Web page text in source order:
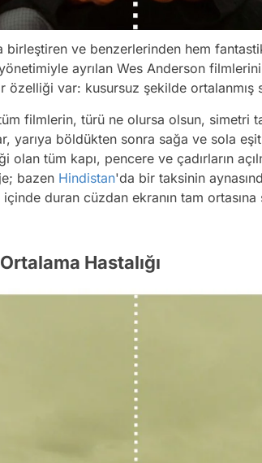
birleştiren ve benzerlerinden hem
ayrılan Wes Anderson
özelliği var: kusursuz şekilde ortalanmış
filmlerin, türü ne olursa olsun, simetri
yarıya böldükten sonra sağa ve sola
olan tüm kapı, pencere ve çadırların
bazen Hindistan'da bir taksinin
duran cüzdan ekranın tam
Hastalığı